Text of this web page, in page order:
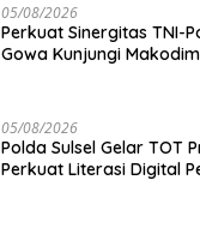
05/08/2026
Perkuat Sinergitas TNI-
Gowa Kunjungi
05/08/2026
Polda Sulsel Gelar TOT
Perkuat Literasi Digital